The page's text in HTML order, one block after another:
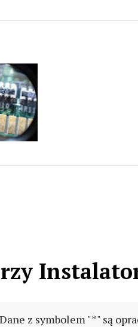
Dane z symbolem "*" są